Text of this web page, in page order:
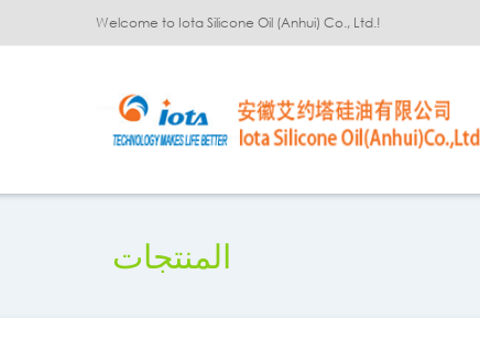
Welcome to Iota Silicone Oil (Anhui) Co., Ltd.!
المنتجات